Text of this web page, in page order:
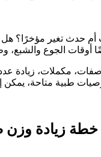
أم حدث تغير مؤخرًا؟
أوقات الجوع
مكملات، زيادة
طبية متاحة،
خطة زيادة